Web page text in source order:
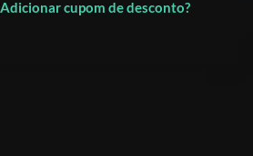
Adicionar cupom de desconto?